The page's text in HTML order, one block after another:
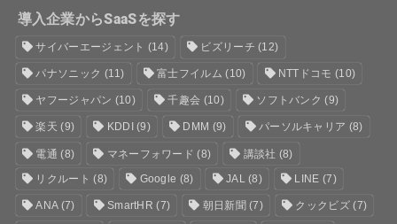
導入企業からSaaSを探す
サイバーエージェント (14) ビズリーチ (12)
パナソニック (11) 富士フイルム (10) NTTドコモ (10)
ヤフージャパン (10) 千趣会 (10) ソフトバンク (9)
楽天 (9) KDDI (9) DMM (9) パーソルキャリア (8)
電通 (8) マネーフォワード (8) 講談社 (8)
リクルート (8) Google (8) JAL(8) LINE (7)
ANA(7) SmartHR (7) 朝日新聞 (7) クックビズ(7)